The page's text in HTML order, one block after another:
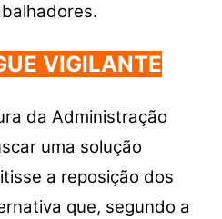
VIGILANTE
da Administração
uma solução
a reposição dos
que, segundo a